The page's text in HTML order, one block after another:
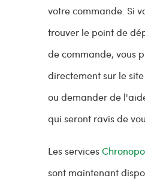
votre commande. Si
trouver le point de
de commande, vous
directement sur le
ou demander de
qui seront ravis de
Les services
sont maintenant